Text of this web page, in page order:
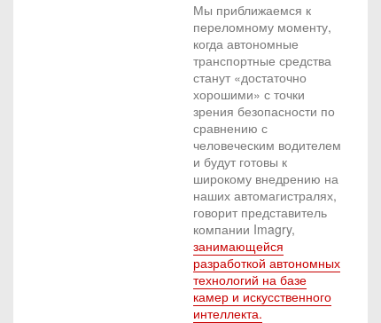
Мы приближаемся к
переломному моменту,
когда автономные
транспортные средства
станут «достаточно
хорошими» с точки
зрения безопасности по
сравнению с
человеческим водителем
и будут готовы к
широкому внедрению на
наших автомагистралях,
говорит представитель
компании Imagry,
занимающейся
разработкой автономных
технологий на базе
камер и искусственного
интеллекта.